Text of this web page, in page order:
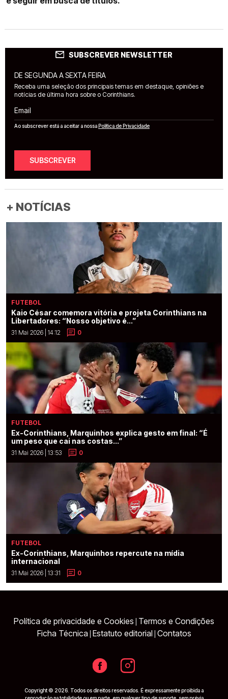
SUBSCREVER NEWSLETTER
DE SEGUNDA A SEXTA FEIRA
Receba uma seleção dos principais temas em destaque, opiniões e
notícias de última hora sobre o Corinthians.
Email
Ao subscrever está a aceitar a nossaPolítica de Privacidade
SUBSCREVER
+ NOTÍCIAS
FUTEBOL
Kaio César comemora vitória e projeta Corinthians na
Libertadores: “Nosso objetivo é...”
31 Mai 2026 | 14:12 0
FUTEBOL
Ex-Corinthians, Marquinhos explica gesto em final: “É
um peso que cai nas costas...”
31 Mai 2026 | 13:53 0
FUTEBOL
Ex-Corinthians, Marquinhos repercute na mídia
internacional
31 Mai 2026 | 13:31 0
Política de privacidade e Cookies Termos e Condições
Ficha Técnica Estatuto editorial Contatos
Copyright © 2026. Todos os direitos reservados. É expressamente proibida a
reprodução na totalidade ou em parte, em qualquer tipo de suporte, sem prévia